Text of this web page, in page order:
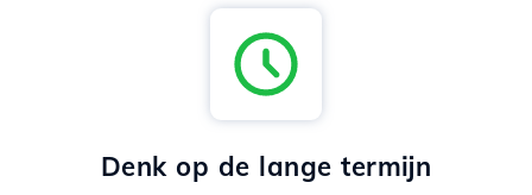
Denk op de lange termijn